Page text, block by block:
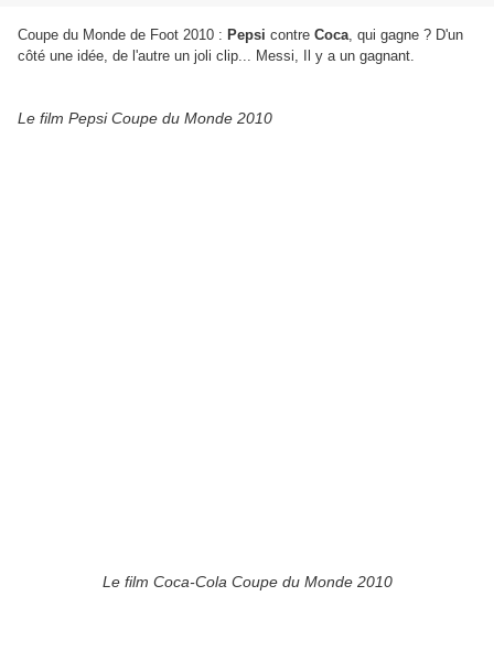
Coupe du Monde de Foot 2010 : Pepsi contre Coca, qui gagne ? D'un
côté une idée, de l'autre un joli clip... Messi, Il y a un gagnant.
Le film Pepsi Coupe du Monde 2010
Le film Coca-Cola Coupe du Monde 2010